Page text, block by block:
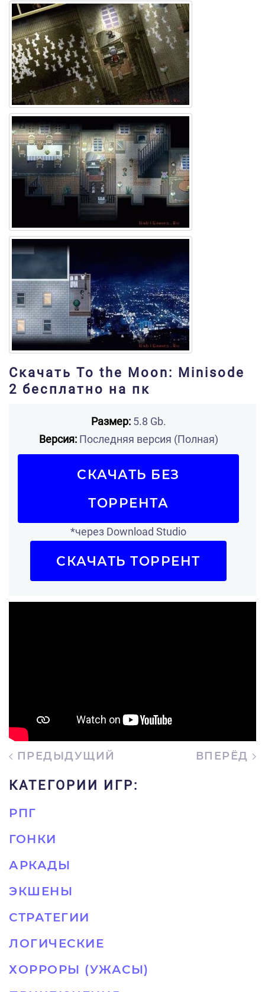
Скачать To the Moon: Minisode
2 бесплатно на пк
Размер:5.8 Gb.
Версия:Последняя версия (Полная)
СКАЧАТЬ БЕЗ
ТОРРЕНТА
*через Download Studio
СКАЧАТЬ ТОРРЕНТ
ПРЕДЫДУЩИЙ ВПЕРЁД
КАТЕГОРИИ ИГР:
РПГ
ГОНКИ
АРКАДЫ
ЭКШЕНЫ
СТРАТЕГИИ
ЛОГИЧЕСКИЕ
ХОРРОРЫ (УЖАСЫ)